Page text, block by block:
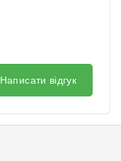
Написати відгук